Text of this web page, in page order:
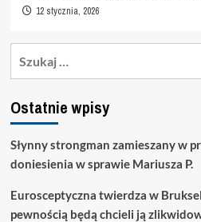
12 stycznia, 2026
Ostatnie wpisy
Słynny strongman zamieszany w
doniesienia w sprawie Mariusza P.
Eurosceptyczna twierdza w
pewnością będą chcieli ją